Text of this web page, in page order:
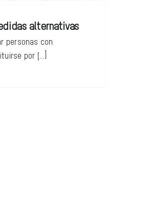
alternativas
personas con
por [...]